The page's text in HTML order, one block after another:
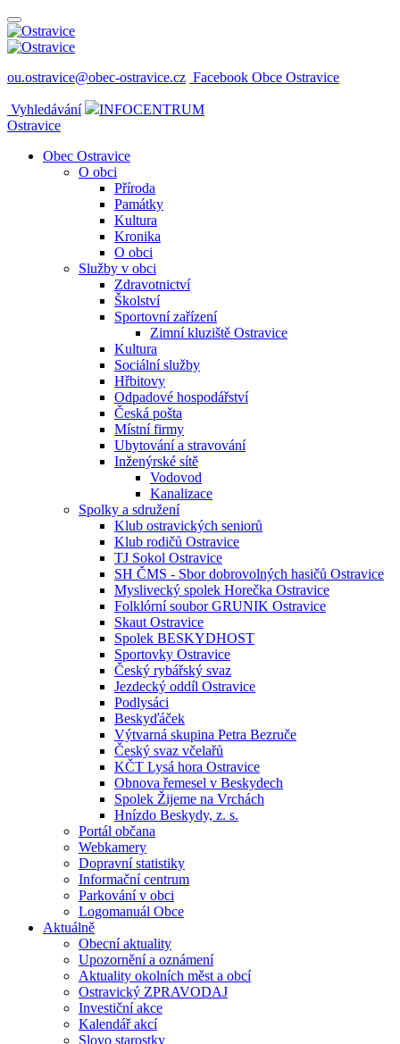
ou.ostravice@obec-ostravice.cz Facebook Obce Ostravice
Vyhledávání
INFOCENTRUM
Ostravice
Obec Ostravice
O obci
Příroda
Památky
Kultura
Kronika
O obci
Služby v obci
Zdravotnictví
Školství
Sportovní zařízení
Zimní kluziště Ostravice
Kultura
Sociální služby
Hřbitovy
Odpadové hospodářství
Česká pošta
Místní firmy
Ubytování a stravování
Inženýrské sítě
Vodovod
Kanalizace
Spolky a sdružení
Klub ostravických seniorů
Klub rodičů Ostravice
TJ Sokol Ostravice
SH ČMS - Sbor dobrovolných hasičů Ostravice
Myslivecký spolek Horečka Ostravice
Folklórní soubor GRUNIK Ostravice
Skaut Ostravice
Spolek BESKYDHOST
Sportovky Ostravice
Český rybářský svaz
Jezdecký oddíl Ostravice
Podlysáci
Beskyďáček
Výtvarná skupina Petra Bezruče
Český svaz včelařů
KČT Lysá hora Ostravice
Obnova řemesel v Beskydech
Spolek Žijeme na Vrchách
Hnízdo Beskydy, z. s.
Portál občana
Webkamery
Dopravní statistiky
Informační centrum
Parkování v obci
Logomanuál Obce
Aktuálně
Obecní aktuality
Upozornění a oznámení
Aktuality okolních měst a obcí
Ostravický ZPRAVODAJ
Investiční akce
Kalendář akcí
Slovo starostky